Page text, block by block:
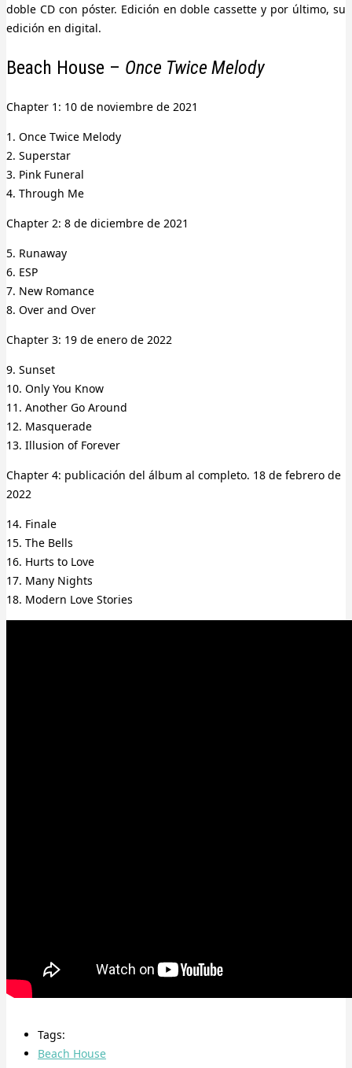
doble CD con póster. Edición en doble cassette y por último, su
edición en digital.
Beach House – Once Twice Melody
Chapter 1: 10 de noviembre de 2021
1. Once Twice Melody
2. Superstar
3. Pink Funeral
4. Through Me
Chapter 2: 8 de diciembre de 2021
5. Runaway
6. ESP
7. New Romance
8. Over and Over
Chapter 3: 19 de enero de 2022
9. Sunset
10. Only You Know
11. Another Go Around
12. Masquerade
13. Illusion of Forever
Chapter 4: publicación del álbum al completo. 18 de febrero de
2022
14. Finale
15. The Bells
16. Hurts to Love
17. Many Nights
18. Modern Love Stories
Tags:
Beach House